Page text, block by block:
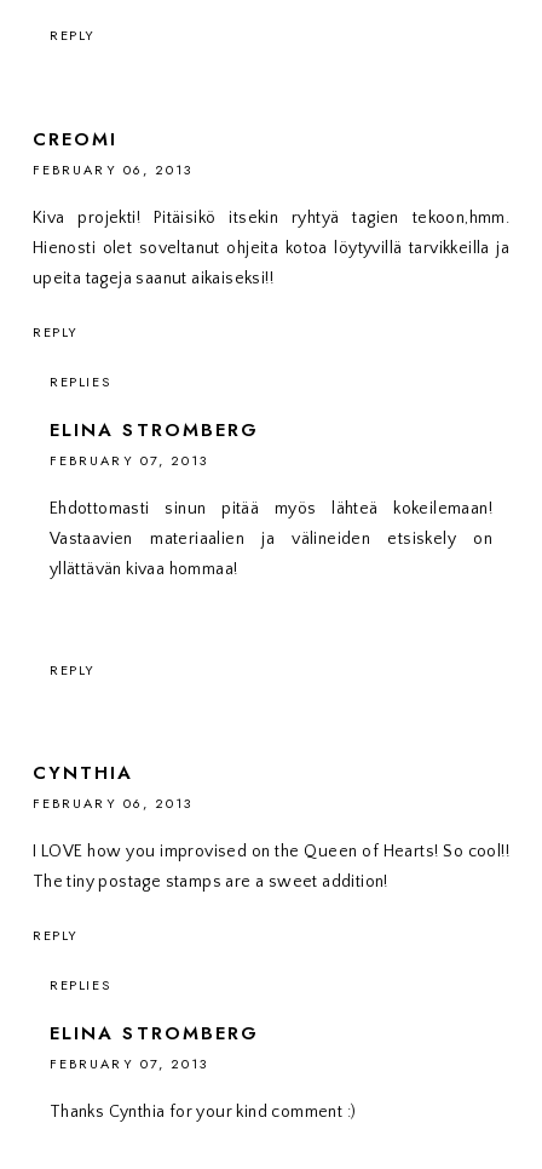
REPLY
CREOMI
FEBRUARY 06, 2013
Kiva projekti! Pitäisikö itsekin ryhtyä tagien tekoon,hmm.
Hienosti olet soveltanut ohjeita kotoa löytyvillä tarvikkeilla ja
upeita tageja saanut aikaiseksi!!
REPLY
REPLIES
ELINA STROMBERG
FEBRUARY 07, 2013
Ehdottomasti sinun pitää myös lähteä kokeilemaan!
Vastaavien materiaalien ja välineiden etsiskely on
yllättävän kivaa hommaa!
REPLY
CYNTHIA
FEBRUARY 06, 2013
I LOVE how you improvised on the Queen of Hearts! So cool!!
The tiny postage stamps are a sweet addition!
REPLY
REPLIES
ELINA STROMBERG
FEBRUARY 07, 2013
Thanks Cynthia for your kind comment :)